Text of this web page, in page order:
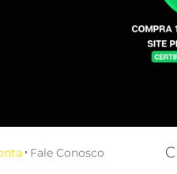
Fale Conosco